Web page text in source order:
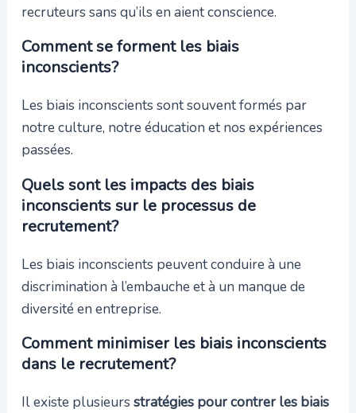
recruteurs sans qu’ils en aient conscience.
Comment se forment les biais
inconscients?
Les biais inconscients sont souvent formés par
notre culture, notre éducation et nos expériences
passées.
Quels sont les impacts des biais
inconscients sur le processus de
recrutement?
Les biais inconscients peuvent conduire à une
discrimination à l’embauche et à un manque de
diversité en entreprise.
Comment minimiser les biais inconscients
dans le recrutement?
Il existe plusieurs stratégies pour contrer les biais